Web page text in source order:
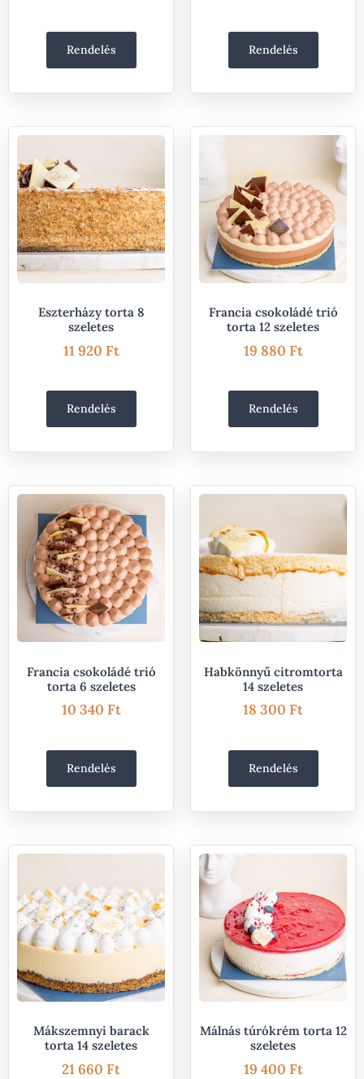
Rendelés Rendelés
Eszterházy torta 8
szeletes
11 920 Ft
Rendelés
Francia csokoládé trió
torta 12 szeletes
19 880 Ft
Rendelés
Francia csokoládé trió
torta 6 szeletes
10 340 Ft
Rendelés
Habkönnyű citromtorta
14 szeletes
18 300 Ft
Rendelés
Mákszemnyi barack
torta 14 szeletes
21 660 Ft
Málnás túrókrém torta 12
szeletes
19 400 Ft